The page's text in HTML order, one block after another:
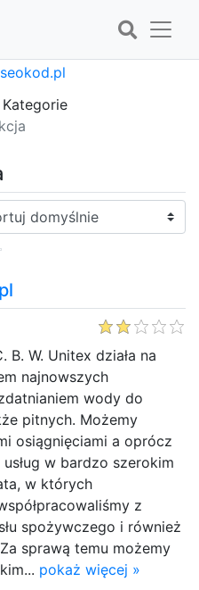
Kategorie
B. W. Unitex działa na
najnowszych
wody do
pitnych. Możemy
osiągnięciami a oprócz
w bardzo szerokim
w których
z
spożywczego i również
sprawą temu możemy
pokaż więcej »